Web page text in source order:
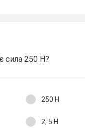
сила 250 Н?
250 Н
2, 5 Н